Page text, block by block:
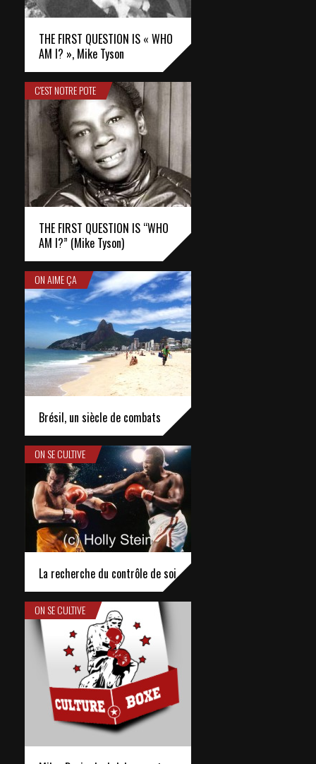
THE FIRST QUESTION IS « WHO
AM I? », Mike Tyson
C'EST NOTRE POTE
THE FIRST QUESTION IS “WHO
AM I?” (Mike Tyson)
ON AIME ÇA
Brésil, un siècle de combats
ON SE CULTIVE
La recherche du contrôle de soi
ON SE CULTIVE